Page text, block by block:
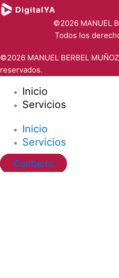
©2026 MANUEL
Todos los
©2026 MANUEL BERBEL
reservados.
Inicio
Servicios
Inicio
Servicios
Contacto